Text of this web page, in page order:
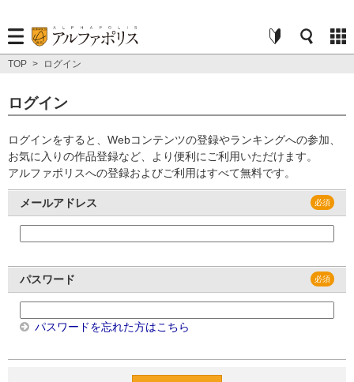
TOP > ログイン
ログイン
ログインをすると、Webコンテンツの登録やランキングへの参加、
お気に入りの作品登録など、より便利にご利用いただけます。
アルファポリスへの登録およびご利用はすべて無料です。
メールアドレス
パスワード
パスワードを忘れた方はこちら